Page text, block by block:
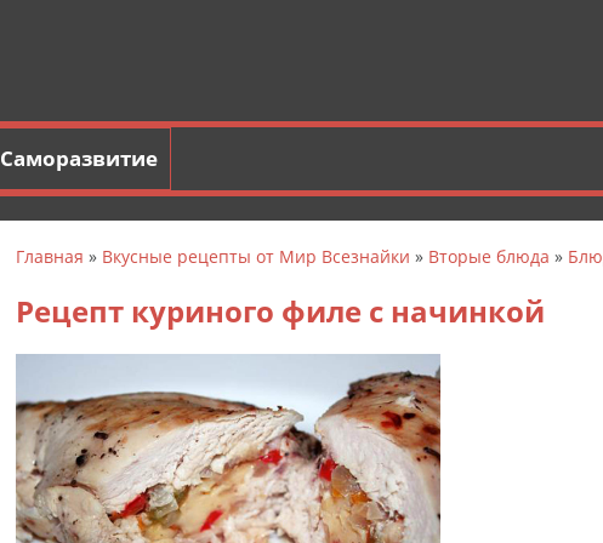
Саморазвитие
Главная » Вкусные рецепты от Мир Всезнайки » Вторые блюда »
Рецепт куриного филе с начинкой